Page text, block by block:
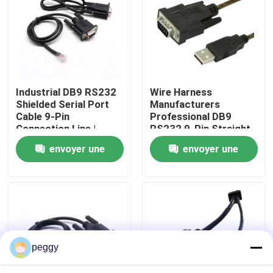
Visite d'usine
Contact
nouvelles
assemblage de câbles sur mesure
Les câbles LVDS
Industrial DB9 RS232
Shielded Serial Port
Cable 9-Pin
Connection Line |
Cable Assembly Wire
Harness
Manufacturers
envoyer une
Wire Harness
Manufacturers
Professional DB9
RS232 9-Pin Straight
Or Cross Cable With
Shielded Core Custom
Cable
envoyer une
peggy